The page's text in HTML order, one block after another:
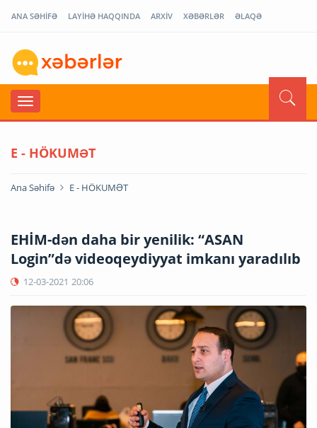
ANA SƏHİFƏ LAYİHƏ HAQQINDA ARXİV XƏBƏRLƏR ƏLAQƏ
E - HÖKUMƏT
Ana Səhifə E - HÖKUMƏT
EHİM-dən daha bir yenilik: “ASAN
Login”də videoqeydiyyat imkanı yaradılıb
12-03-2021 20:06